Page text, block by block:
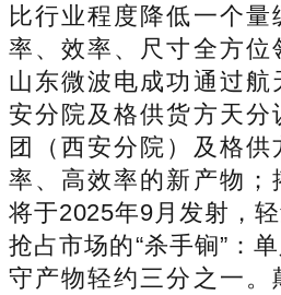
比行业程度降低一个量
率、效率、尺寸全方位
山东微波电成功通过航
安分院及格供货方天分
团（西安分院）及格供
率、高效率的新产物；
将于2025年9月发射，
抢占市场的“杀手锏”：
守产物轻约三分之一。